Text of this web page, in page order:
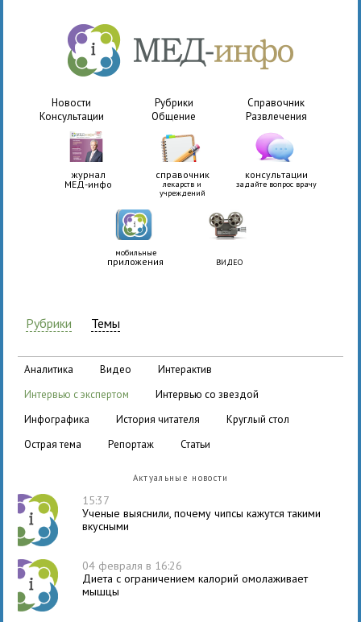
Новости Рубрики
Справочник
Консультации
Общение Развлечения
журнал
МЕД-инфо
справочник
лекарств и
учреждений
консультации
задайте вопрос врачу
мобильные
приложения ВИДЕО
Рубрики Темы
аналитика видео
интерактив
интервью с экспертом
интервью со звездой
инфографика
история читателя
круглый стол
острая тема
репортаж статьи
Актуальные новости
15:37
Ученые выяснили, почему чипсы кажутся такими
вкусными
04 февраля в 16:26
Диета с ограничением калорий омолаживает
мышцы